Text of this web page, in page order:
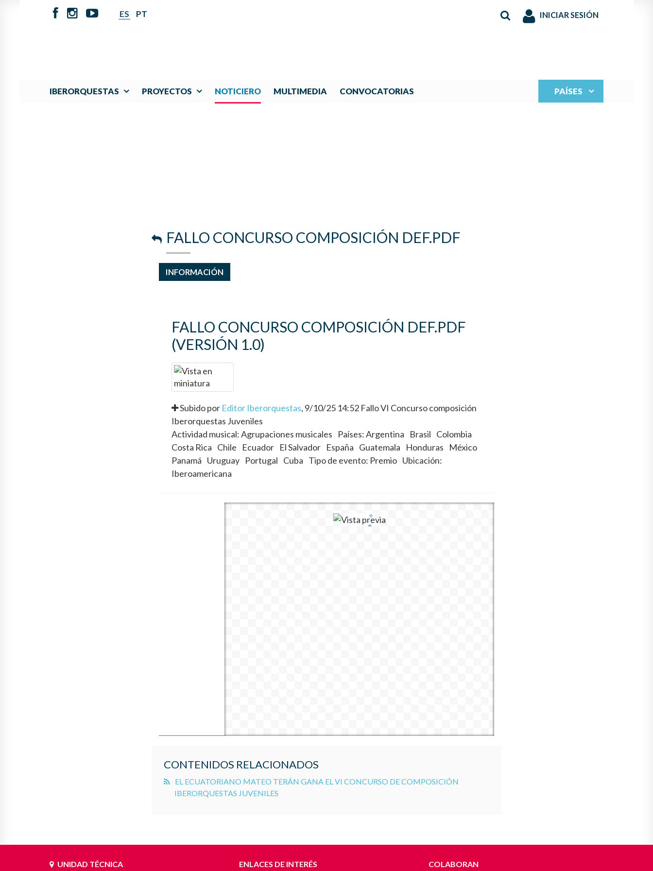
ES PT INICIAR SESIÓN
IBERORQUESTAS PROYECTOS NOTICIERO MULTIMEDIA CONVOCATORIAS PAÍSES
FALLO CONCURSO COMPOSICIÓN DEF.PDF
INFORMACIÓN
FALLO CONCURSO COMPOSICIÓN DEF.PDF
(VERSIÓN 1.0)
Subido por Editor Iberorquestas, 9/10/25 14:52 Fallo VI Concurso composición
Iberorquestas Juveniles
Actividad musical:Agrupaciones musicales Países:Argentina Brasil Colombia
Costa Rica Chile Ecuador El Salvador España Guatemala Honduras
México
Panamá Uruguay Portugal Cuba Tipo de evento: Premio Ubicación:
Iberoamericana
CONTENIDOS RELACIONADOS
EL ECUATORIANO MATEO TERÁN GANA EL VI CONCURSO DE COMPOSICIÓN
IBERORQUESTAS JUVENILES
UNIDAD TÉCNICA ENLACES DE INTERÉS COLABORAN